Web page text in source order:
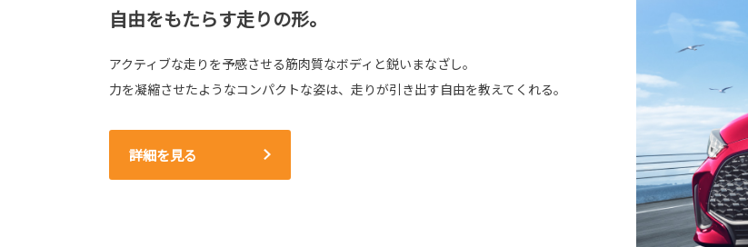
自由をもたらす走りの形。
アクティブな走りを予感させる筋肉質なボディと鋭いまなざし。
力を凝縮させたようなコンパクトな姿は、走りが引き出す自由を教えてくれる。
詳細を見る